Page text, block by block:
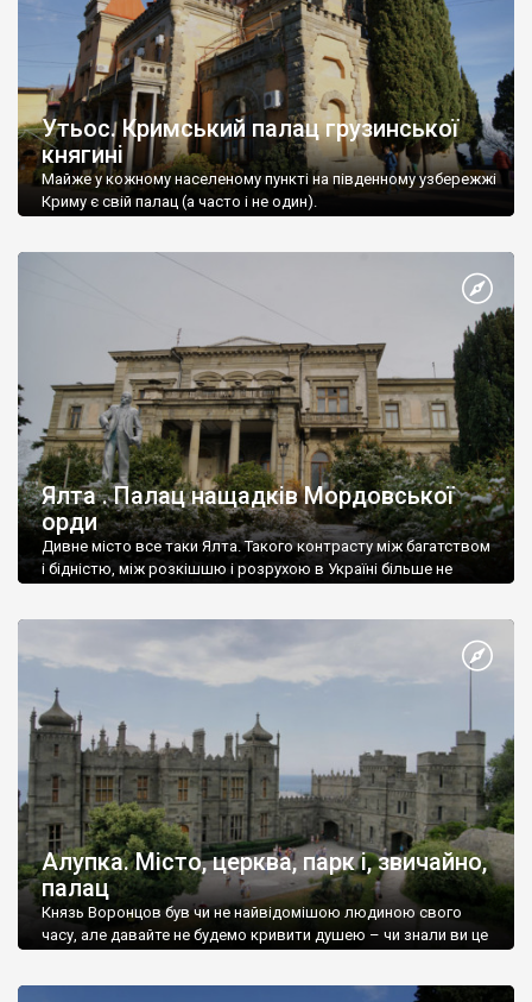
Утьос. Кримський палац грузинської
княгині
Майже у кожному населеному пункті на південному узбережжі
Криму є свій палац (а часто і не один).
Ялта . Палац нащадків Мордовської
орди
Дивне місто все таки Ялта. Такого контрасту між багатством
і бідністю, між розкішшю і розрухою в Україні більше не
Алупка. Місто, церква, парк і, звичайно,
палац
Князь Воронцов був чи не найвідомішою людиною свого
часу, але давайте не будемо кривити душею – чи знали ви це